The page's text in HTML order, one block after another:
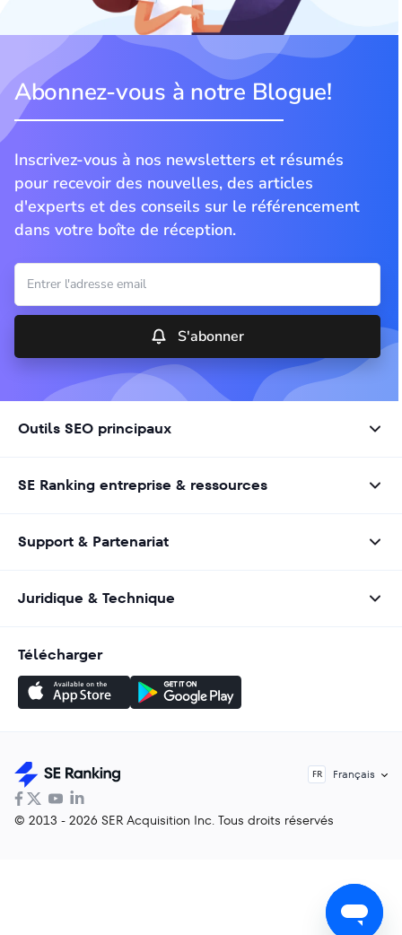
Abonnez-vous à notre Blogue!
Inscrivez-vous à nos newsletters et résumés
pour recevoir des nouvelles, des articles
d'experts et des conseils sur le référencement
dans votre boîte de réception.
S'abonner
Outils SEO principaux
SE Ranking entreprise & ressources
Support & Partenariat
Juridique & Technique
Télécharger
FR Français
© 2013 - 2026 SER Acquisition Inc. Tous droits réservés